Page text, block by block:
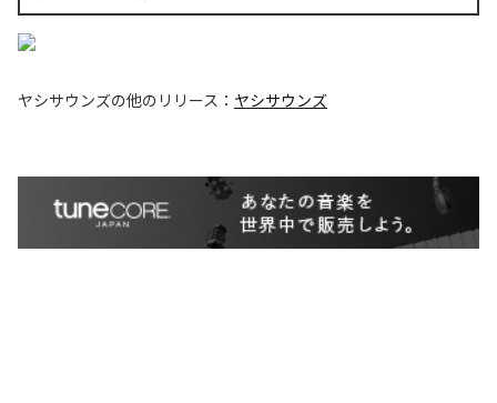
ヤシサウンズの他のリリース： ヤシサウンズ